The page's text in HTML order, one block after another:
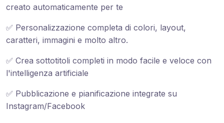
creato automaticamente per te
✅ Personalizzazione completa di colori, layout,
caratteri, immagini e molto altro.
✅ Crea sottotitoli completi in modo facile e veloce con
l'intelligenza artificiale
✅ Pubblicazione e pianificazione integrate su
Instagram/Facebook